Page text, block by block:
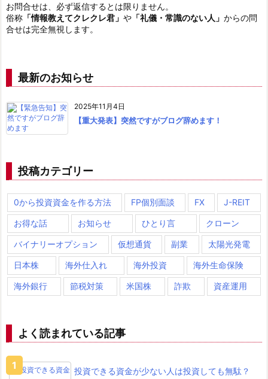
お問合せは、必ず返信するとは限りません。
俗称 「情報教えてクレクレ君」 や 「礼儀・常識のない人」 からの問
合せは完全無視します。
最新のお知らせ
2025年11月4日
【重大発表】突然ですがブログ辞めます！
投稿カテゴリー
0から投資資金を作る方法 FP個別面談 FX J-REIT
お得な話 お知らせ ひとり言 クローン
バイナリーオプション 仮想通貨 副業 太陽光発電
日本株 海外仕入れ 海外投資 海外生命保険
海外銀行 節税対策 米国株 詐欺 資産運用
よく読まれている記事
投資できる資金が少ない人は投資しても無駄？